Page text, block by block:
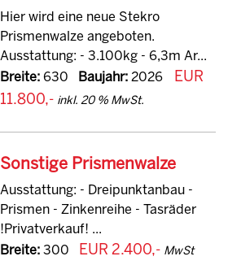
Hier wird eine neue Stekro
Prismenwalze angeboten.
Ausstattung: - 3.100kg - 6,3m Ar...
Breite:630 Baujahr:2026
EUR
11.800,- inkl. 20 % MwSt.
Sonstige Prismenwalze
Ausstattung: - Dreipunktanbau -
Prismen - Zinkenreihe - Tasräder
!Privatverkauf! ...
Breite:300 EUR 2.400,- MwSt